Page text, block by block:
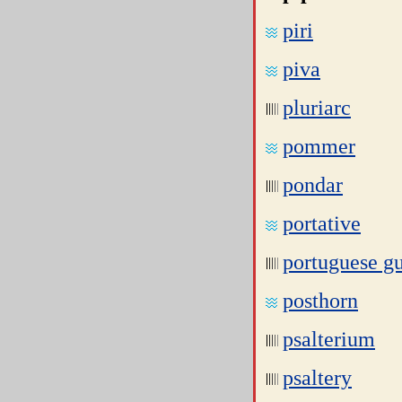
piri
piva
pluriarc
pommer
pondar
portative
portuguese
posthorn
psalterium
psaltery